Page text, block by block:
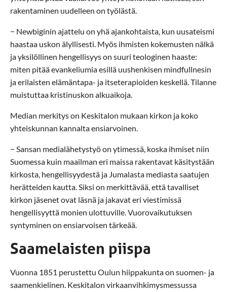
rakentaminen uudelleen on työlästä.
− Newbiginin ajattelu on yhä ajankohtaista, kun uusateismi
haastaa uskon älyllisesti. Myös ihmisten kokemusten nälkä
ja yksilöllinen hengellisyys on suuri teologinen haaste:
miten pitää evankeliumia esillä uushenkisen mindfullnesin
ja erilaisten elämäntapa- ja itseterapioiden keskellä. Tilanne
muistuttaa kristinuskon alkuaikoja.
Median merkitys on Keskitalon mukaan kirkon ja koko
yhteiskunnan kannalta ensiarvoinen.
− Sansan medialähetystyö on ytimessä, koska ihmiset niin
Suomessa kuin maailman eri maissa rakentavat käsitystään
kirkosta, hengellisyydestä ja Jumalasta mediasta saatujen
herätteiden kautta. Siksi on merkittävää, että tavalliset
kirkon jäsenet ovat läsnä ja jakavat eri viestimissä
hengellisyyttä monien ulottuville. Vuorovaikutuksen
syntyminen on ensiarvoisen tärkeää.
Saamelaisten piispa
Vuonna 1851 perustettu Oulun hiippakunta on suomen- ja
saamenkielinen. Keskitalon virkaanvihkimysmessussa